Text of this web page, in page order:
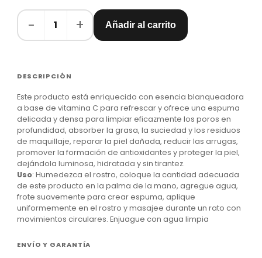
− 1 + Añadir al carrito
DESCRIPCIÓN
Este producto está enriquecido con esencia blanqueadora
a base de vitamina C para refrescar y ofrece una espuma
delicada y densa para limpiar eficazmente los poros en
profundidad, absorber la grasa, la suciedad y los residuos
de maquillaje, reparar la piel dañada, reducir las arrugas,
promover la formación de antioxidantes y proteger la piel,
dejándola luminosa, hidratada y sin tirantez.
Uso: Humedezca el rostro, coloque la cantidad adecuada
de este producto en la palma de la mano, agregue agua,
frote suavemente para crear espuma, aplique
uniformemente en el rostro y masajee durante un rato con
movimientos circulares. Enjuague con agua limpia
ENVÍO Y GARANTÍA